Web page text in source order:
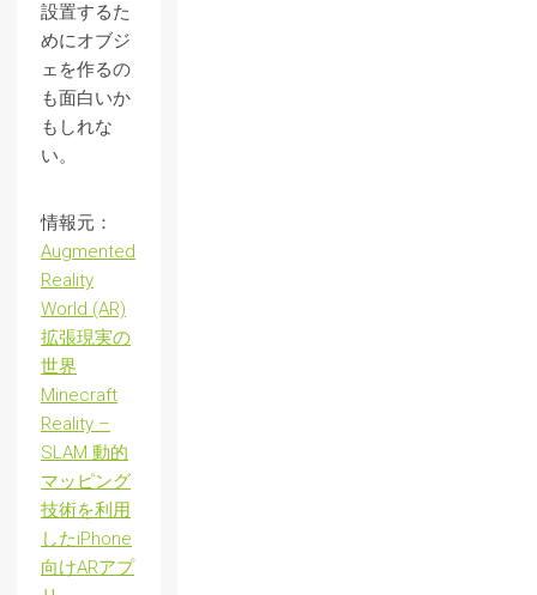
設置するた
めにオブジ
ェを作るの
も面白いか
もしれな
い。
情報元：
Augmented
Reality
World (AR)
拡張現実の
世界
Minecraft
Reality –
SLAM 動的
マッピング
技術を利用
したiPhone
向けARアプ